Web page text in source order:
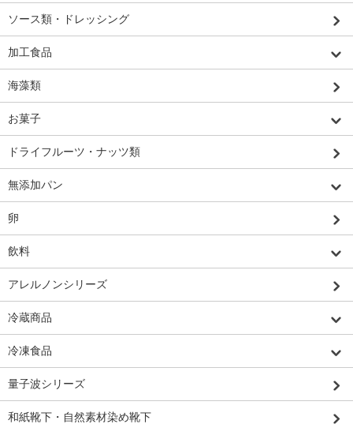
ソース類・ドレッシング
加工食品
海藻類
お菓子
ドライフルーツ・ナッツ類
無添加パン
卵
飲料
アレルノンシリーズ
冷蔵商品
冷凍食品
量子波シリーズ
和紙靴下・自然素材染め靴下